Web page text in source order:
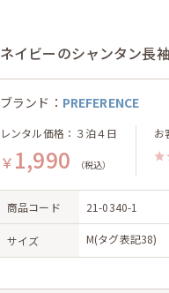
ネイビーのシャンタン長
ブランド： PREFERENCE
レンタル価格：３泊４日
￥ 1,990 （税込）
お
商品コード 21-0340-1
サイズ M(タグ表記38)